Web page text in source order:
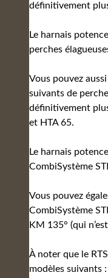
définitivement
Le harnais
perches
Vous pouvez
suivants de
définitivement
et HTA 65.
Le harnais
CombiSystème
Vous pouvez
CombiSystème
KM 135° (qui
À noter que le
modèles suivants